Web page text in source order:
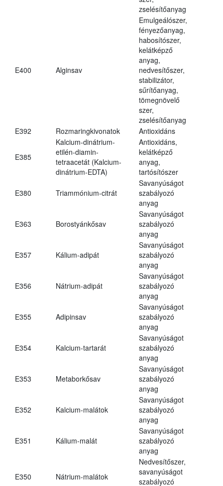
zselésítőanyag
E400 Alginsav
Emulgeálószer,
fényezőanyag,
habosítószer,
kelátképző
anyag,
nedvesítőszer,
stabilizátor,
sűrítőanyag,
tömegnövelő
szer,
zselésítőanyag
E392
Rozmaringkivonatok Antioxidáns
E385
Kalcium-dinátrium-
etilén-diamin-
tetraacetát (Kalcium-
dinátrium-EDTA)
Antioxidáns,
kelátképző
anyag,
tartósítószer
E380 Triammónium-citrát
Savanyúságot
szabályozó
anyag
E363 Borostyánkősav
Savanyúságot
szabályozó
anyag
E357 Kálium-adipát
Savanyúságot
szabályozó
anyag
E356 Nátrium-adipát
Savanyúságot
szabályozó
anyag
E355 Adipinsav
Savanyúságot
szabályozó
anyag
E354 Kalcium-tartarát
Savanyúságot
szabályozó
anyag
E353 Metaborkősav
Savanyúságot
szabályozó
anyag
E352 Kalcium-malátok
Savanyúságot
szabályozó
anyag
E351 Kálium-malát
Savanyúságot
szabályozó
anyag
E350 Nátrium-malátok
Nedvesítőszer,
savanyúságot
szabályozó